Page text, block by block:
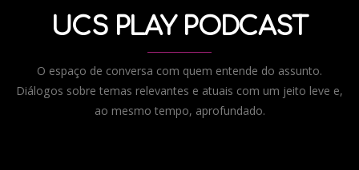
UCS PLAY PODCAST
O espaço de conversa com quem entende do assunto.
Diálogos sobre temas relevantes e atuais com um jeito leve e,
ao mesmo tempo, aprofundado.